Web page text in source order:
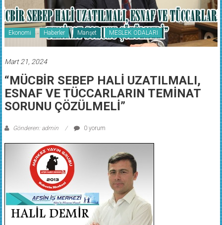
Ekonomi Haberler Manşet MESLEK ODALARI
Mart 21, 2024
“MÜCBİR SEBEP HALİ UZATILMALI,
ESNAF VE TÜCCARLARIN TEMİNAT
SORUNU ÇÖZÜLMELİ”
Gönderen: admin 0 yorum